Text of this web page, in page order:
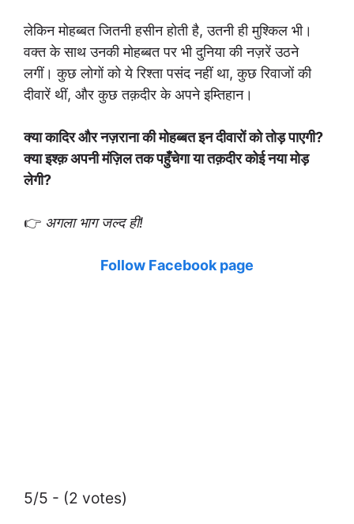
लेकिन मोहब्बत जितनी हसीन होती है, उतनी ही मुश्किल भी।
वक्त के साथ उनकी मोहब्बत पर भी दुनिया की नज़रें उठने
लगीं। कुछ लोगों को ये रिश्ता पसंद नहीं था, कुछ रिवाजों की
दीवारें थीं, और कुछ तक़दीर के अपने इम्तिहान।
क्या कादिर और नज़राना की मोहब्बत इन दीवारों को तोड़ पाएगी?
क्या इश्क़ अपनी मंज़िल तक पहुँचेगा या तक़दीर कोई नया मोड़
लेगी?
👉 अगला भाग जल्द ही!
Follow Facebook page
5/5 - (2 votes)